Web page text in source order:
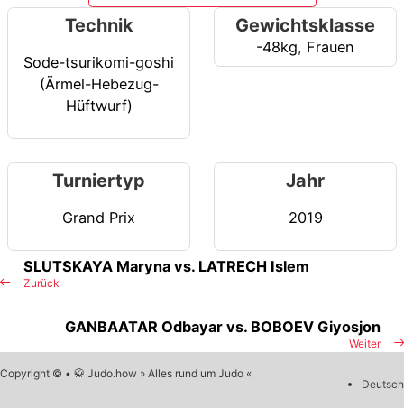
Technik
Sode-tsurikomi-goshi
(Ärmel-Hebezug-
Hüftwurf)
Gewichtsklasse
-48kg, Frauen
Turniertyp
Grand Prix
Jahr
2019
Zurück
SLUTSKAYA Maryna vs. LATRECH Islem
Weiter
GANBAATAR Odbayar vs. BOBOEV Giyosjon
Copyright © • 🥋 Judo.how » Alles rund um Judo «
Deutsch